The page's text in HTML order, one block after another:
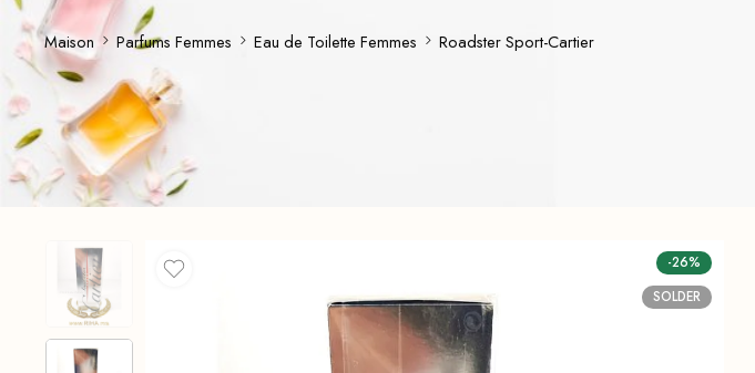
Maison Parfums Femmes Eau de Toilette Femmes Roadster Sport-Cartier
-26%
SOLDER